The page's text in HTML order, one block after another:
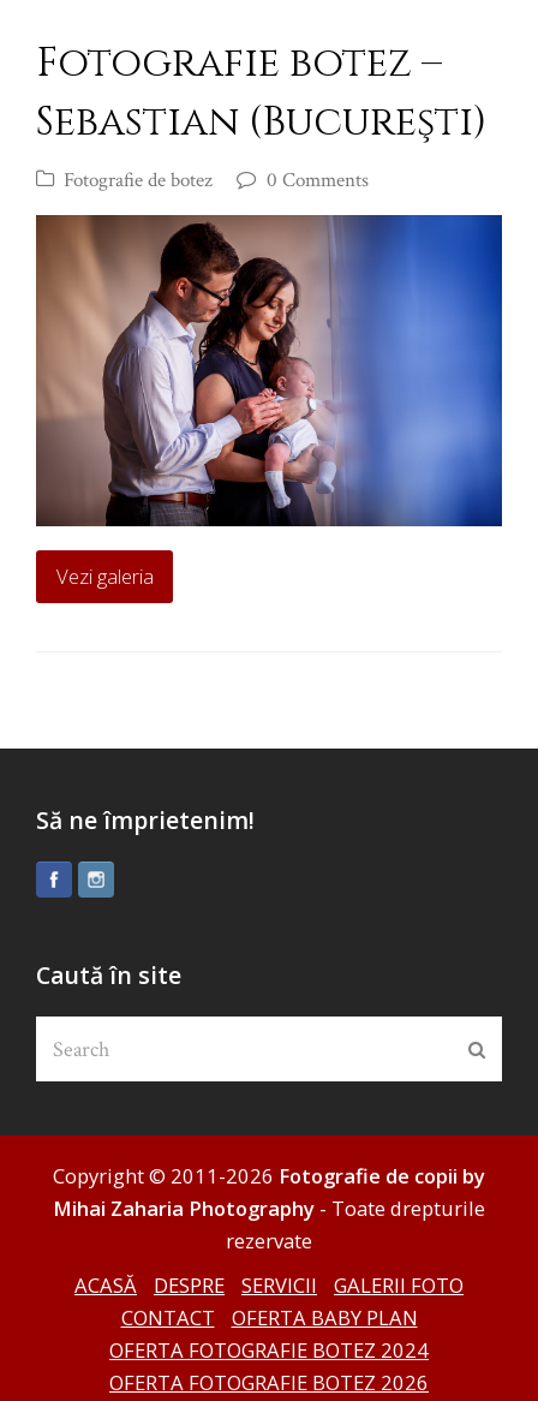
Fotografie botez –
Sebastian (Bucureşti)
Fotografie de botez 0 Comments
Vezi galeria
Să ne împrietenim!
Caută în site
Copyright © 2011-2026 Fotografie de copii by
Mihai Zaharia Photography - Toate drepturile
rezervate
ACASĂ
DESPRE SERVICII
GALERII FOTO
CONTACT
OFERTA BABY PLAN
OFERTA FOTOGRAFIE BOTEZ 2024
OFERTA FOTOGRAFIE BOTEZ 2026